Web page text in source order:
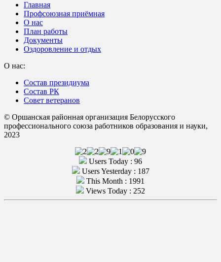
Главная
Профсоюзная приёмная
О нас
План работы
Документы
Оздоровление и отдых
О нас:
Состав президиума
Состав РК
Совет ветеранов
© Оршанская районная организация Белорусского
профессионального союза работников образования и науки,
2023
Users Today : 96
Users Yesterday : 187
This Month : 1991
Views Today : 252